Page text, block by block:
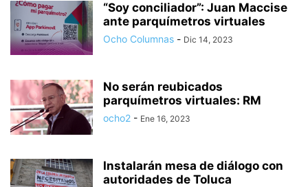
“Soy conciliador”: Juan Maccise
ante parquímetros virtuales
Ocho Columnas - Dic 14, 2023
No serán reubicados
parquímetros virtuales: RM
ocho2 - Ene 16, 2023
Instalarán mesa de diálogo con
autoridades de Toluca